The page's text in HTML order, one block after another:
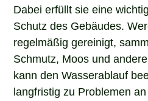
Dabei erfüllt sie eine
Schutz des Gebäudes.
regelmäßig gereinigt,
Schmutz, Moos und
kann den Wasserablauf
langfristig zu Problemen